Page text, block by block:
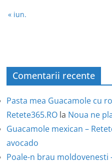
« iun.
Comentarii recente
Pasta mea Guacamole cu
Retete365.RO la Noua ne
Guacamole mexican –
avocado
Poale-n brau moldovenesti